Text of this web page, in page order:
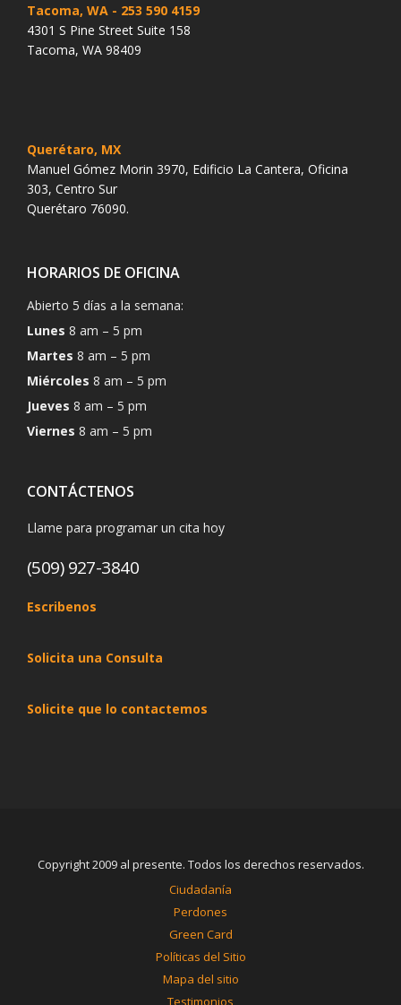
Tacoma, WA - 253 590 4159
4301 S Pine Street Suite 158
Tacoma, WA 98409
Querétaro, MX
Manuel Gómez Morin 3970, Edificio La Cantera, Oficina
303, Centro Sur
Querétaro 76090.
HORARIOS DE OFICINA
Abierto 5 días a la semana:
Lunes 8 am – 5 pm
Martes 8 am – 5 pm
Miércoles 8 am – 5 pm
Jueves 8 am – 5 pm
Viernes 8 am – 5 pm
CONTÁCTENOS
Llame para programar un cita hoy
(509) 927-3840
Escribenos
Solicita una Consulta
Solicite que lo contactemos
Copyright 2009 al presente. Todos los derechos reservados.
Ciudadanía
Perdones
Green Card
Políticas del Sitio
Mapa del sitio
Testimonios